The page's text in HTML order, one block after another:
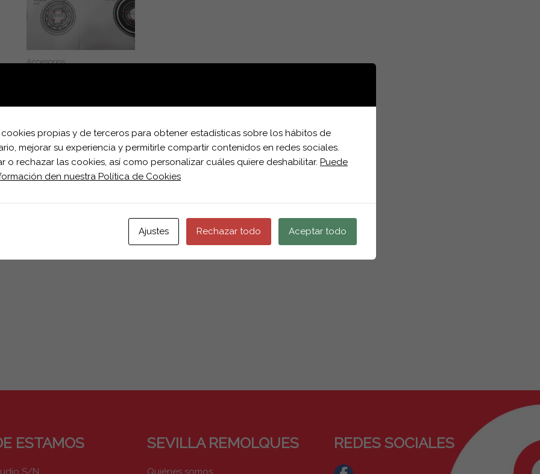
Accesorios
Leer más
ESTAMOS
S/N
SEVILLA REMOLQUES
Quiénes somos
REDES SOCIALES
propias y de terceros para obtener estadísticas sobre los hábitos de
mejorar su experiencia y permitirle compartir contenidos en redes sociales.
o rechazar las cookies, así como personalizar cuáles quiere deshabilitar. Puede
den nuestra Política de Cookies
Ajustes Rechazar todo Aceptar todo